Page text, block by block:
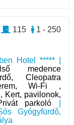
Hotel ***** |
medence
Cleopatra
Wi-Fi ,
Kert, pavilonok,
parkoló
Gyógyfürdő,
1 - 250
115